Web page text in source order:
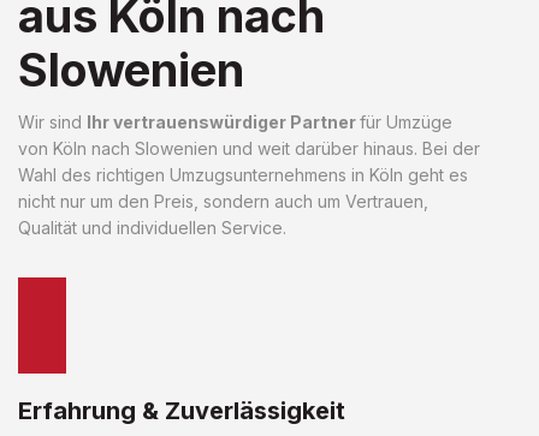
aus Köln nach
Slowenien
Wir sind Ihr vertrauenswürdiger Partnerfür Umzüge
von Köln nach Slowenien und weit darüber hinaus. Bei der
Wahl des richtigen Umzugsunternehmens in Köln geht es
nicht nur um den Preis, sondern auch um Vertrauen,
Qualität und individuellen Service.
Erfahrung & Zuverlässigkeit